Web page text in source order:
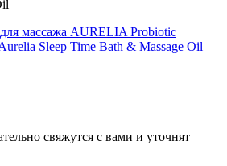
свяжутся с вами и уточнят